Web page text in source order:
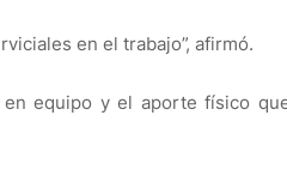
en el trabajo”, afirmó.
equipo y el aporte físico